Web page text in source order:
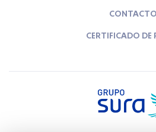
CONTACTO
CERTIFICADO DE